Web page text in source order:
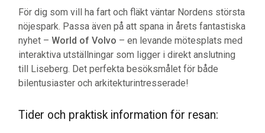
För dig som vill ha fart och fläkt väntar Nordens största
nöjespark. Passa även på att spana in årets fantastiska
nyhet – World of Volvo – en levande mötesplats med
interaktiva utställningar som ligger i direkt anslutning
till Liseberg. Det perfekta besöksmålet för både
bilentusiaster och arkitekturintresserade!
Tider och praktisk information för resan: